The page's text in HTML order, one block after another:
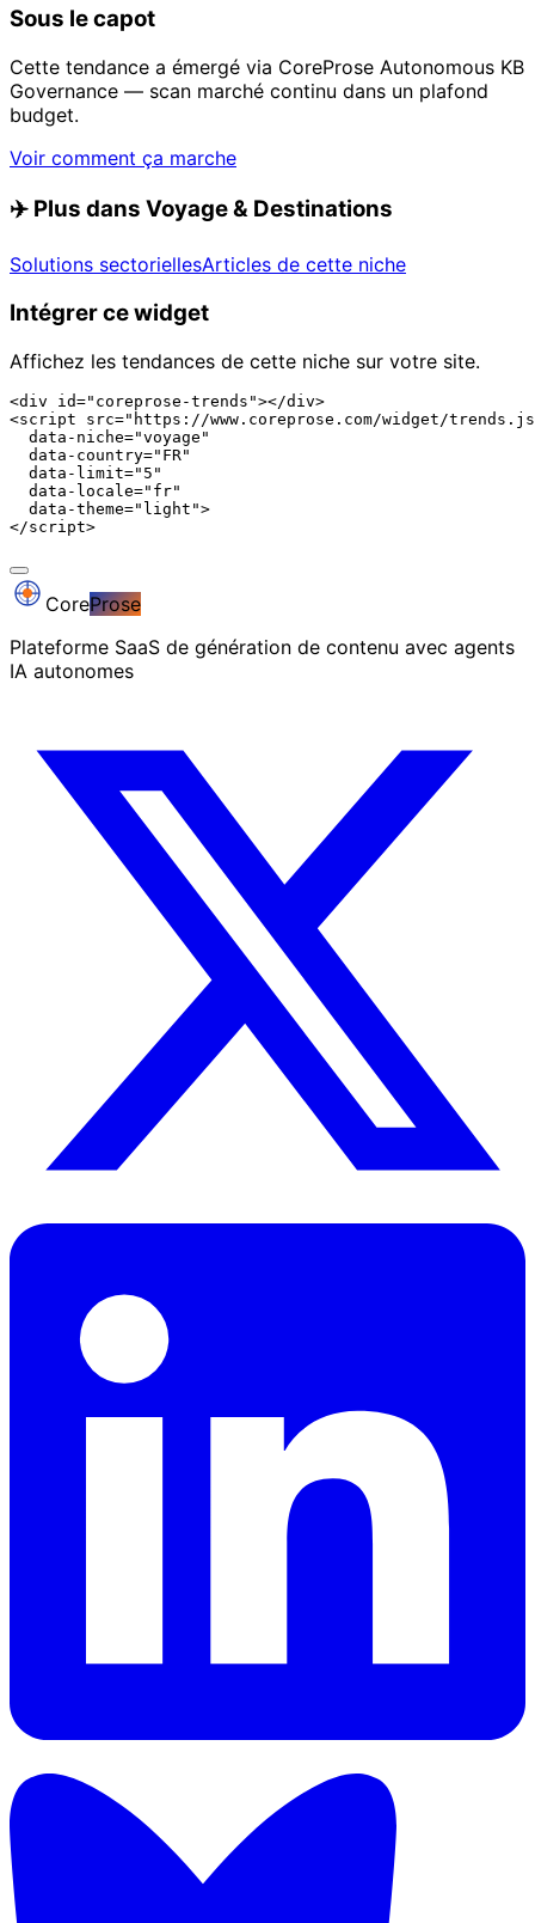
Sous le capot
Cette tendance a émergé via CoreProse Autonomous KB
Governance — scan marché continu dans un plafond
budget.
Voir comment ça marche
✈️ Plus dans Voyage & Destinations
Solutions sectoriellesArticles de cette niche
Intégrer ce widget
Affichez les tendances de cette niche sur votre site.
<div id="coreprose-trends"></div>
<script src="https://www.coreprose.com/widget/
  data-niche="voyage"
  data-country="FR"
  data-limit="5"
  data-locale="fr"
  data-theme="light">
</script>
CoreProse
Plateforme SaaS de génération de contenu avec agents
IA autonomes